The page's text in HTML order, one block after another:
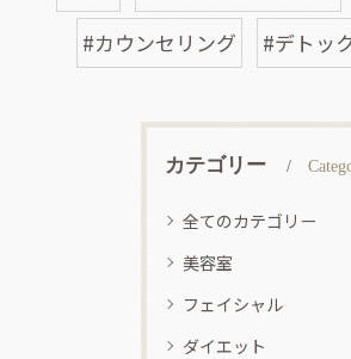
#カウンセリング
#デトッ
カテゴリー
全てのカテゴリー
美容室
フェイシャル
ダイエット